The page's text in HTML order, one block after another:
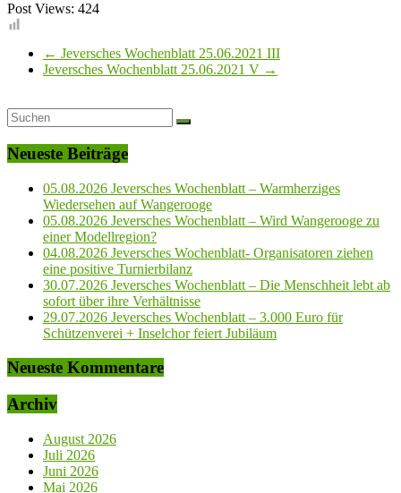
Post Views: 424
← Jeversches Wochenblatt 25.06.2021 III
Jeversches Wochenblatt 25.06.2021 V →
Neueste Beiträge
05.08.2026 Jeversches Wochenblatt – Warmherziges
Wiedersehen auf Wangerooge
05.08.2026 Jeversches Wochenblatt – Wird Wangerooge zu
einer Modellregion?
04.08.2026 Jeversches Wochenblatt- Organisatoren ziehen
eine positive Turnierbilanz
30.07.2026 Jeversches Wochenblatt – Die Menschheit lebt ab
sofort über ihre Verhältnisse
29.07.2026 Jeversches Wochenblatt – 3.000 Euro für
Schützenverei + Inselchor feiert Jubiläum
Neueste Kommentare
Archiv
August 2026
Juli 2026
Juni 2026
Mai 2026